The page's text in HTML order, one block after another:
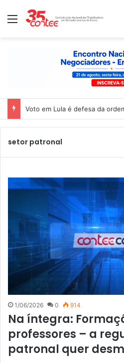
Menu
Voto em Lula é defesa da
setor patronal
1/06/2026 0 914
Na íntegra:
professores – a
patronal quer